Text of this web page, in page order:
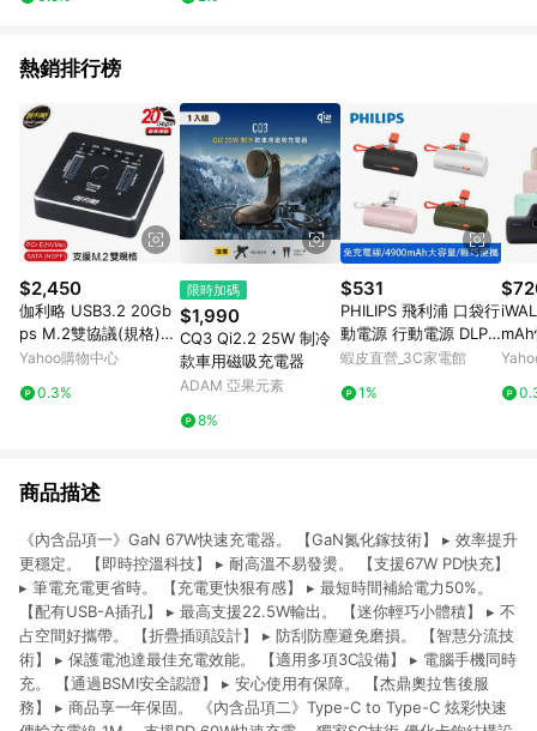
熱銷排行榜
$2,450
伽利略 USB3.2 20Gb
ps M.2雙協議(規格)
對拷(拷貝)機 (DMC32
Yahoo購物中心
0.3%
限時加碼
$1,990
CQ3 Qi2.2 25W 制冷
款車用磁吸充電器
ADAM 亞果元素
8%
$531
PHILIPS 飛利浦 口袋行
動電源 行動電源 DLP2
550 現貨 廠商直送
蝦皮直營_3C家電館
1%
口袋
商品描述
《內含品項一》GaN 67W快速充電器。 【GaN氮化鎵技術】 ▸ 效率提升
更穩定。 【即時控溫科技】 ▸ 耐高溫不易發燙。 【支援67W PD快充】
▸ 筆電充電更省時。 【充電更快狠有感】 ▸ 最短時間補給電力50%。
【配有USB-A插孔】 ▸ 最高支援22.5W輸出。 【迷你輕巧小體積】 ▸ 不
占空間好攜帶。 【折疊插頭設計】 ▸ 防刮防塵避免磨損。 【智慧分流技
術】 ▸ 保護電池達最佳充電效能。 【適用多項3C設備】 ▸ 電腦手機同時
充。 【通過BSMI安全認證】 ▸ 安心使用有保障。 【杰鼎奧拉售後服
務】 ▸ 商品享一年保固。 《內含品項二》Type-C to Type-C 炫彩快速